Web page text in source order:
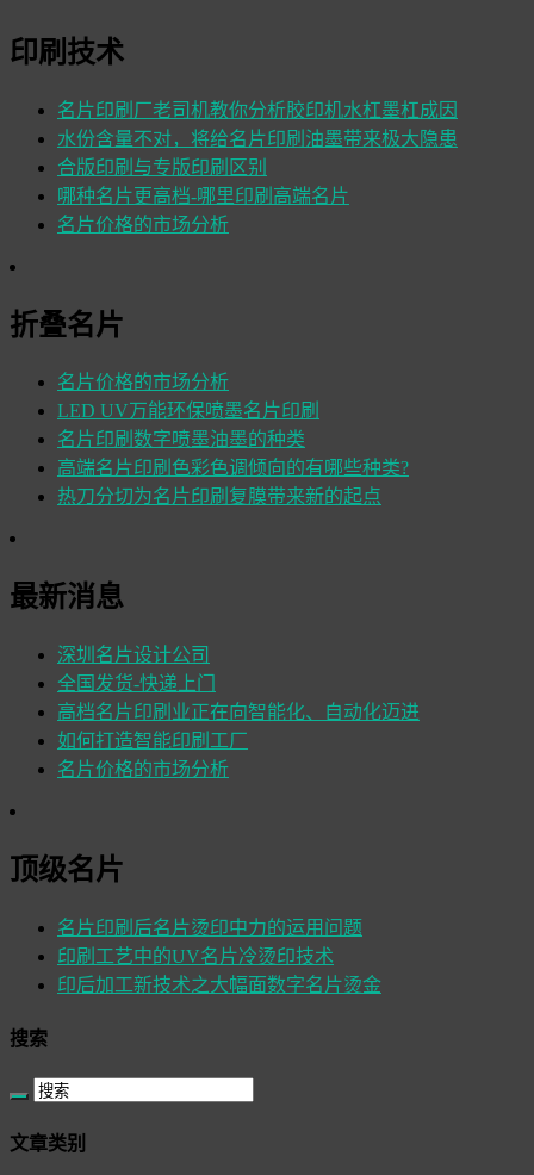
印刷技术
名片印刷厂老司机教你分析胶印机水杠墨杠成因
水份含量不对，将给名片印刷油墨带来极大隐患
合版印刷与专版印刷区别
哪种名片更高档-哪里印刷高端名片
名片价格的市场分析
折叠名片
名片价格的市场分析
LED UV万能环保喷墨名片印刷
名片印刷数字喷墨油墨的种类
高端名片印刷色彩色调倾向的有哪些种类?
热刀分切为名片印刷复膜带来新的起点
最新消息
深圳名片设计公司
全国发货-快递上门
高档名片印刷业正在向智能化、自动化迈进
如何打造智能印刷工厂
名片价格的市场分析
顶级名片
名片印刷后名片烫印中力的运用问题
印刷工艺中的UV名片冷烫印技术
印后加工新技术之大幅面数字名片烫金
搜索
文章类别